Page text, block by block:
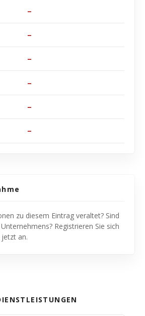
–
–
–
–
–
–
zu diesem Eintrag veraltet? Sind
Registrieren Sie sich
an.